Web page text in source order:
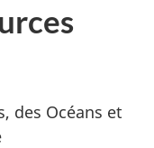
des Océans et